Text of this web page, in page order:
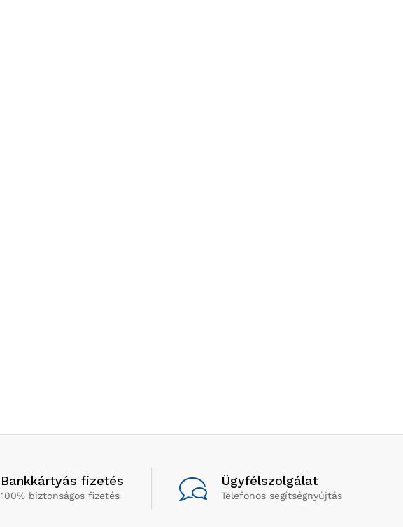
Bankkártyás fizetés
100% biztonságos fizetés
Ügyfélszolgálat
Telefonos segítségnyújtás